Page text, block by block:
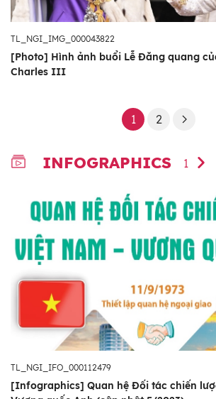
TL_NGI_IMG_000043822
[Photo] Hình ảnh buổi Lễ Đăng quang
Charles III
1 2
INFOGRAPHICS 1
TL_NGI_IFO_000112479
[Infographics] Quan hệ Đối tác chiến